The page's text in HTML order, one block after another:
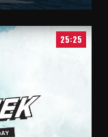
25:25